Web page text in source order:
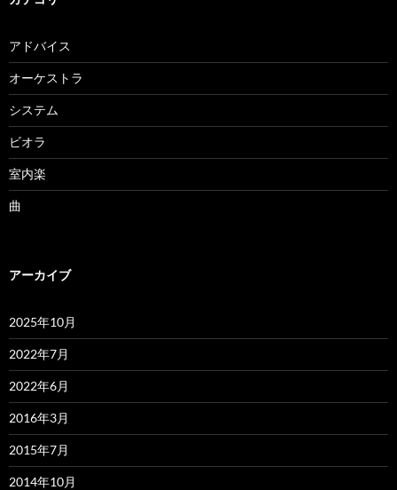
アドバイス
オーケストラ
システム
ビオラ
室内楽
曲
アーカイブ
2025年10月
2022年7月
2022年6月
2016年3月
2015年7月
2014年10月